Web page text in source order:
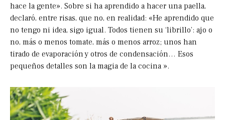
hace la gente». Sobre si ha aprendido a hacer una paella,
declaró, entre risas, que no, en realidad: «He aprendido que
no tengo ni idea, sigo igual. Todos tienen su ‘librillo’: ajo o
no, más o menos tomate, más o menos arroz; unos han
tirado de evaporación y otros de condensación… Esos
pequeños detalles son la magia de la cocina ».